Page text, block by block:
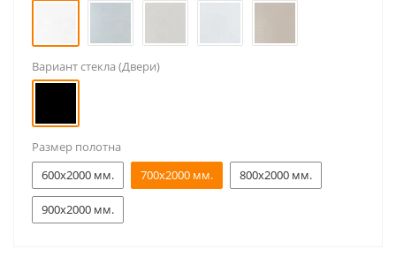
Вариант стекла (Двери)
Размер полотна
600x2000 мм.
700x2000 мм. 800x2000 мм.
900x2000 мм.